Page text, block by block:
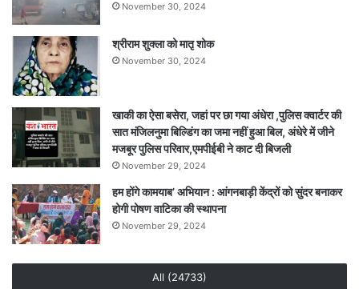
November 30, 2024
श्रीराम शुक्ला को मातृ शोक
November 30, 2024
खाकी का ऐसा बसेरा, जहां पर छा गया अंधेरा ,पुलिस क्वार्टर की
सात मंजिलनुमा बिल्डिंग का जमा नहीं हुआ बिल, अंधेरे में जीने
मजबूर पुलिस परिवार,एमपीईबी ने काट दी बिजली
November 29, 2024
हम होंगे कामयाब’ अभियान : आंगनबाड़ी केंद्रों को सुंदर बनाकर
होगी पोषण वाटिका की स्थापना
November 29, 2024
All (24733)